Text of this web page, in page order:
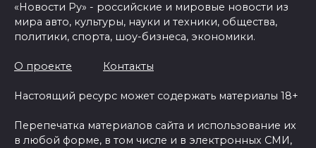
«Новости Ру» - российские и мировые новости из
мира авто, культуры, науки и техники, общества,
политики, спорта, шоу-бизнеса, экономики.
О проекте Контакты
Настоящий ресурс может содержать материалы 18+
Перепечатка материалов сайта и использование их
в любой форме, в том числе и в электронных СМИ,